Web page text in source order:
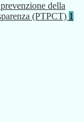
della
(PTPCT) 1